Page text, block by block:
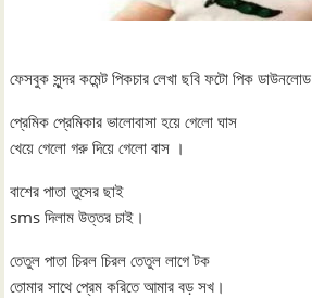
ফেসবুক সুন্দর কমেন্ট পিকচার লেখা ছবি ফটো পিক ডাউনলোড
প্রেমিক প্রেমিকার ভালোবাসা হয়ে গেলো ঘাস
খেয়ে গেলো গরু দিয়ে গেলো বাস ।
বাশের পাতা তুসের ছাই
sms দিলাম উত্তর চাই।
তেতুল পাতা চিরল চিরল তেতুল লাগে টক
তোমার সাথে প্রেম করিতে আমার বড় সখ।